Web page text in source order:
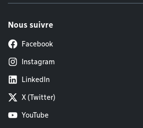
Nous suivre
Facebook
Instagram
LinkedIn
X (Twitter)
YouTube